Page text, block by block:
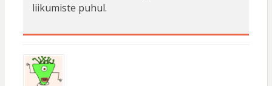
liikumiste puhul.